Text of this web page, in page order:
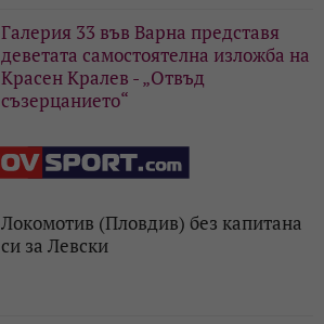
Галерия 33 във Варна представя
деветата самостоятелна изложба на
Красен Кралев - „Отвъд
съзерцанието“
Локомотив (Пловдив) без капитана
си за Левски